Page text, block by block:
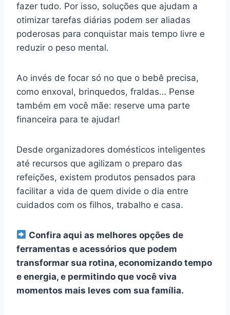
fazer tudo. Por isso, soluções que ajudam a
otimizar tarefas diárias podem ser aliadas
poderosas para conquistar mais tempo livre e
reduzir o peso mental.
Ao invés de focar só no que o bebê precisa,
como enxoval, brinquedos, fraldas… Pense
também em você mãe: reserve uma parte
financeira para te ajudar!
Desde organizadores domésticos inteligentes
até recursos que agilizam o preparo das
refeições, existem produtos pensados para
facilitar a vida de quem divide o dia entre
cuidados com os filhos, trabalho e casa.
Confira aqui as melhores opções de
ferramentas e acessórios que podem
transformar sua rotina, economizando tempo
e energia, e permitindo que você viva
momentos mais leves com sua família.